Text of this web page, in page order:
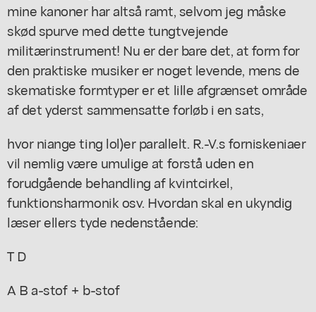
mine kanoner har altså ramt, selvom jeg måske
skød spurve med dette tungtvejende
militærinstrument! Nu er der bare det, at form for
den praktiske musiker er noget levende, mens de
skematiske formtyper er et lille afgrænset område
af det yderst sammensatte forløb i en sats,
hvor niange ting lol)er parallelt. R.-V.s forniskeniaer
vil nemlig være umulige at forstå uden en
forudgående behandling af kvintcirkel,
funktionsharmonik osv. Hvordan skal en ukyndig
læser ellers tyde nedenstående:
T D
A B a-stof + b-stof